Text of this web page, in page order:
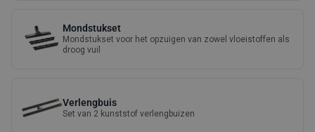
Mondstukset
Mondstukset voor het opzuigen van zowel vloeistoffen als
droog vuil
Verlengbuis
Set van 2 kunststof verlengbuizen